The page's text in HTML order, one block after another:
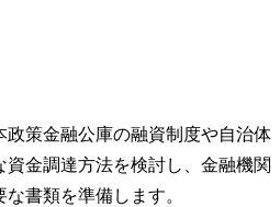
策金融公庫の融資制度や自治体
金調達方法を検討し、金融機関
書類を準備します。